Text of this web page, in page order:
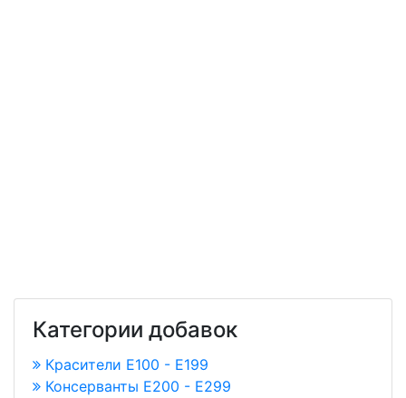
Категории добавок
Красители E100 - E199
Консерванты Е200 - Е299